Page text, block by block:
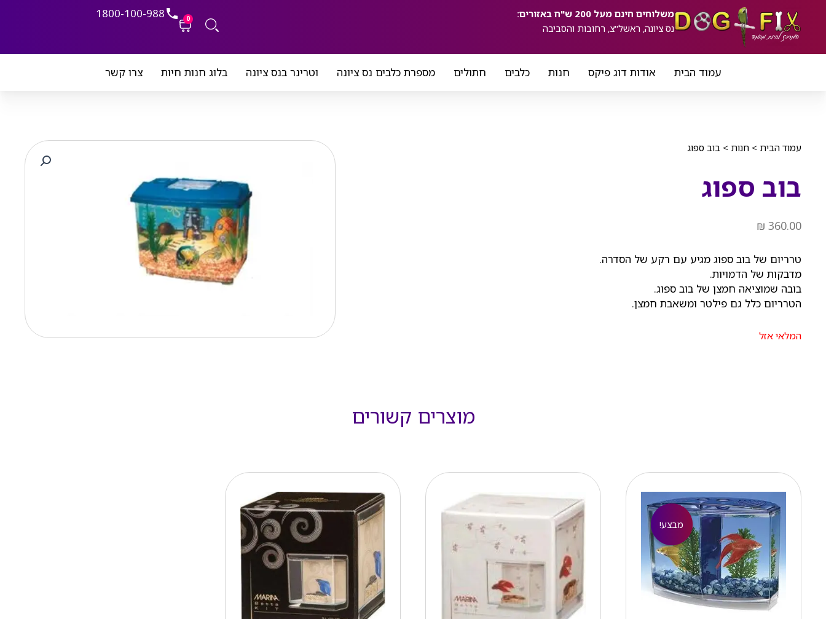
משלוחים חינם מעל 200 ש"ח באזורים:
נס ציונה, ראשל"צ, רחובות והסביבה
0
עגלת
קניות
1800-100-988
עמוד הבית אודות דוג פיקס חנות כלבים חתולים מספרת כלבים נס ציונה וטרינר בנס ציונה בלוג חנות חיות צרו קשר
עמוד הבית >חנות >בוב ספוג
בוב ספוג
₪ 360.00
טרריום של בוב ספוג מגיע עם רקע של הסדרה.
מדבקות של הדמויות.
בובה שמוציאה חמצן של בוב ספוג.
הטרריום כלל גם פילטר ומשאבת חמצן.
המלאי אזל
מוצרים קשורים
מבצע!
מבצע!
המקורי
היה:
₪ 92.00.
הנוכחי
הוא:
₪ 75.00.